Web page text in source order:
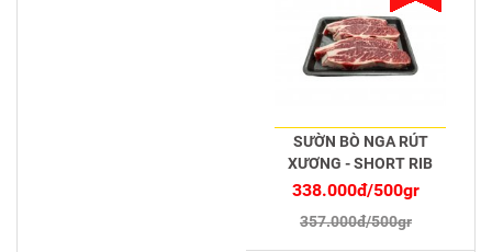
SƯỜN BÒ NGA RÚT
XƯƠNG - SHORT RIB
BONE LESS ANGUS
338.000đ/500gr
357.000đ/500gr